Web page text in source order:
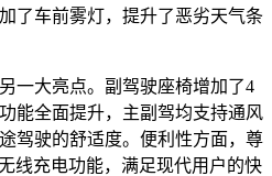
了车前雾灯，提升了恶劣天气条
一大亮点。副驾驶座椅增加了4
能全面提升，主副驾均支持通风
驾驶的舒适度。便利性方面，尊
线充电功能，满足现代用户的快